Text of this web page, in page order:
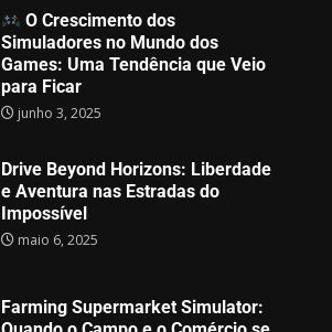
Games: Uma Tendência que Veio
para Ficar
junho 3, 2025
Impossível
maio 6, 2025
Encontram em um Só Game